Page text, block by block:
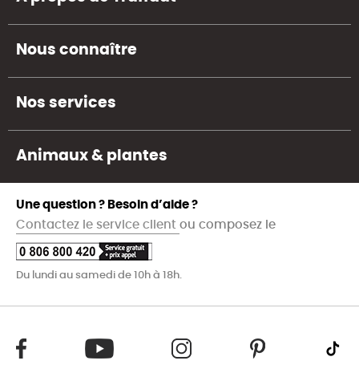
Nous connaître
Nos services
Animaux & plantes
Une question ? Besoin d’aide ?
Contactez le service client ou composez le
Du lundi au samedi de 10h à 18h.